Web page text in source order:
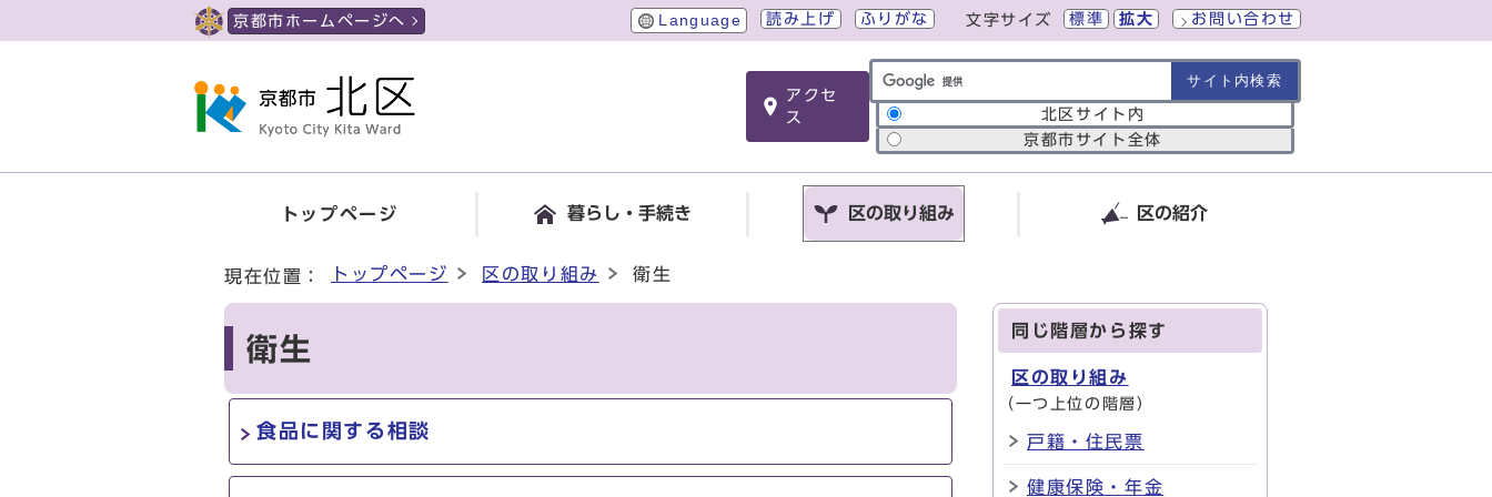
京都市ホームページへ Language 読み上げ ふりがな 文字サイズ 標準 拡大 お問い合わせ
アクセ
ス
サイト内検索の範囲
北区サイト内
京都市サイト全体
トップページ 暮らし・手続き 区の取り組み 区の紹介
現在位置： トップページ 区の取り組み 衛生
衛生
食品に関する相談
同じ階層から探す
区の取り組み
（一つ上位の階層）
戸籍・住民票
健康保険・年金